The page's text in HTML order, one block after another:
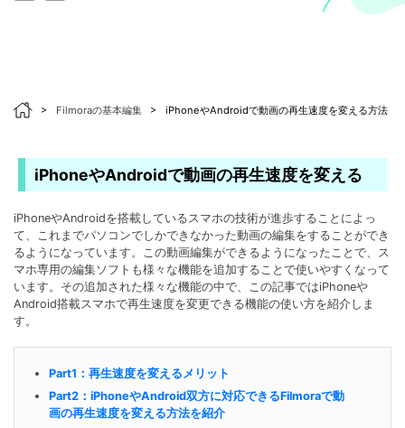
> Filmoraの基本編集 > iPhoneやAndroidで動画の再生速度を変える方法
iPhoneやAndroidで動画の再生速度を変える
iPhoneやAndroidを搭載しているスマホの技術が進歩することによっ
て、これまでパソコンでしかできなかった動画の編集をすることができ
るようになっています。この動画編集ができるようになったことで、ス
マホ専用の編集ソフトも様々な機能を追加することで使いやすくなって
います。その追加された様々な機能の中で、この記事ではiPhoneや
Android搭載スマホで再生速度を変更できる機能の使い方を紹介しま
す。
Part1：再生速度を変えるメリット
Part2：iPhoneやAndroid双方に対応できるFilmoraで動
画の再生速度を変える方法を紹介